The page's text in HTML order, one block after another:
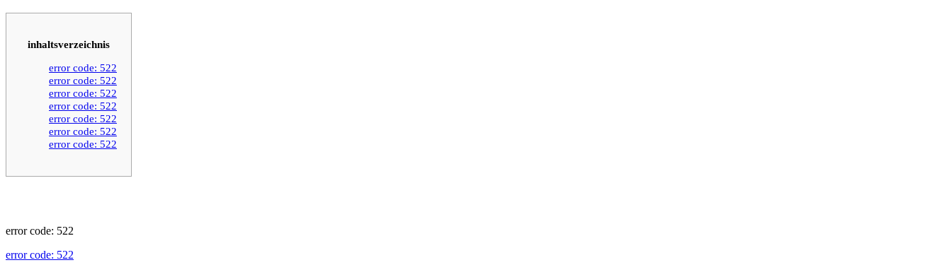
inhaltsverzeichnis
error code: 522
error code: 522
error code: 522
error code: 522
error code: 522
error code: 522
error code: 522
error code: 522
error code: 522